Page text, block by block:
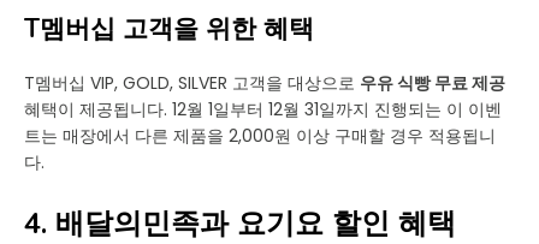
T멤버십 고객을 위한 혜택
T멤버십 VIP, GOLD, SILVER 고객을 대상으로 우유 식빵 무료 제공
혜택이 제공됩니다. 12월 1일부터 12월 31일까지 진행되는 이 이벤
트는 매장에서 다른 제품을 2,000원 이상 구매할 경우 적용됩니
다.
4. 배달의민족과 요기요 할인 혜택